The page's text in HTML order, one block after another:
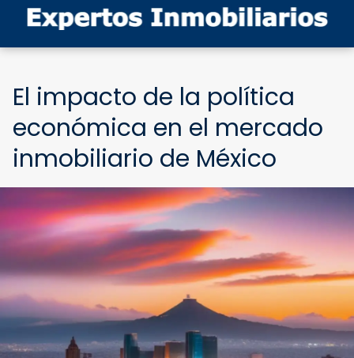
El impacto de la política
económica en el mercado
inmobiliario de México